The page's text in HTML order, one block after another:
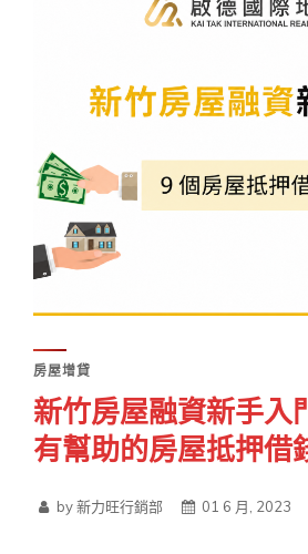
房屋增貸
新竹房屋融資新手入
有幫助的房屋抵押借
by 新力旺行銷部 01 6 月, 2023